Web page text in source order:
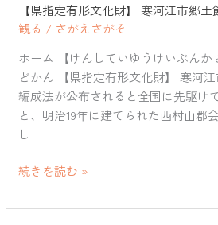
【県指定有形文化財】 寒河江市郷土
観る / さがえさがそ
ホーム 【けんしていゆうけいぶんか
どかん 【県指定有形文化財】 寒河
編成法が公布されると全国に先駆け
と、明治19年に建てられた西村山郡
し
【県
指
有
形
文
化
財】
寒
河
続きを読む »